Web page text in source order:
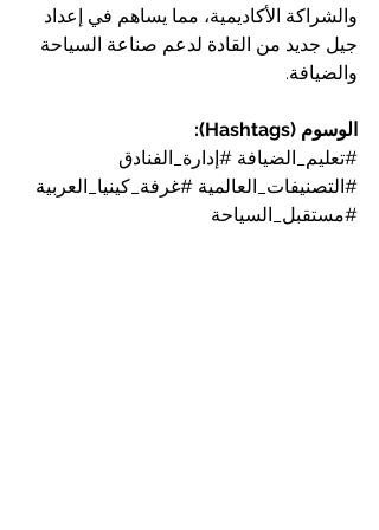
والشراكة الأكاديمية، مما يساهم في إعداد
جيل جديد من القادة لدعم صناعة السياحة
والضيافة.
الوسوم (Hashtags):
#تعليم_الضيافة #إدارة_الفنادق
#التصنيفات_العالمية #غرفة_كينيا_العربية
#مستقبل_السياحة